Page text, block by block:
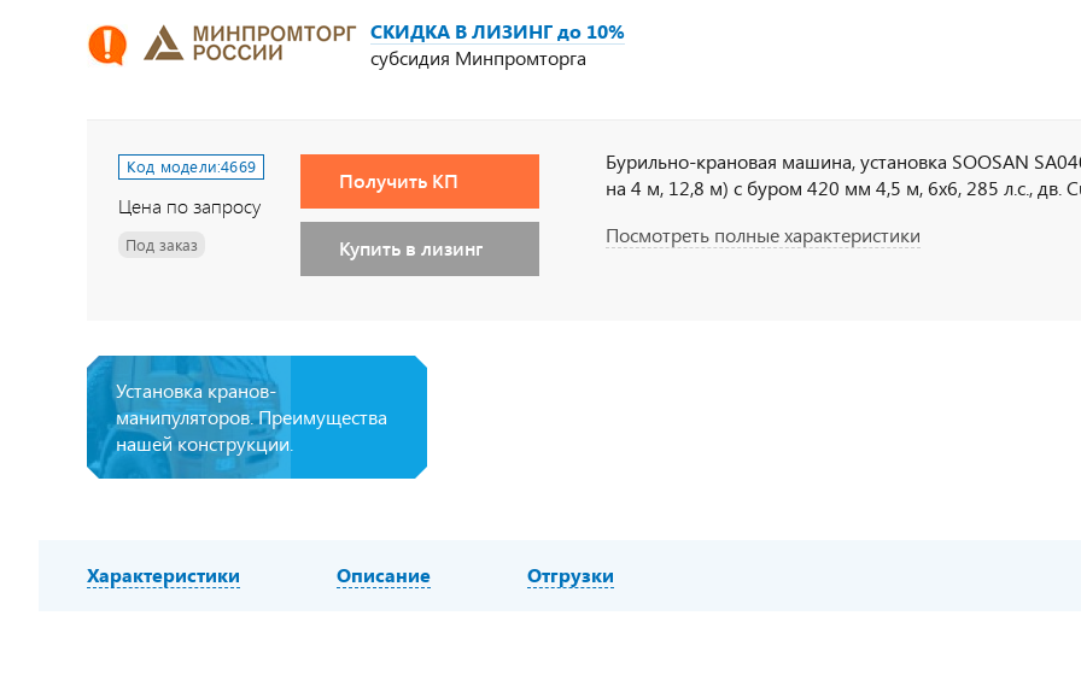
СКИДКА В ЛИЗИНГ до 10%
субсидия Минпромторга
Код модели:4669
Цена по запросу
Под заказ
Получить КП
Купить в лизинг
Бурильно-крановая машина, установка SOOSAN
на 4 м, 12,8 м) с буром 420 мм 4,5 м, 6х6, 285 л.с., дв.
Посмотреть полные характеристики
Установка кранов-
манипуляторов. Преимущества
нашей конструкции.
Характеристики Описание Отгрузки